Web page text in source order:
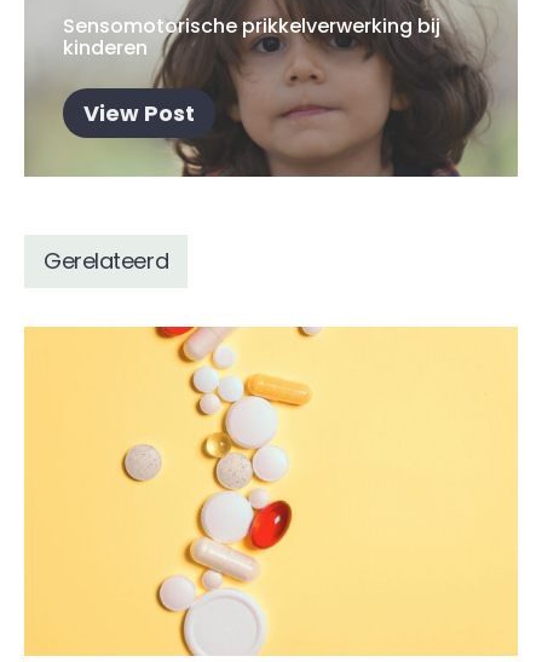
Sensomotorische prikkelverwerking bij
kinderen
View Post
Gerelateerd